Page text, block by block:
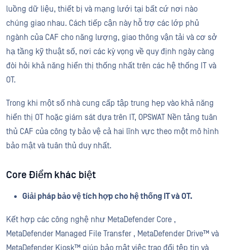
luồng dữ liệu, thiết bị và mạng lưới tại bất cứ nơi nào
chúng giao nhau. Cách tiếp cận này hỗ trợ các lớp phủ
ngành của CAF cho năng lượng, giao thông vận tải và cơ sở
hạ tầng kỹ thuật số, nơi các kỳ vọng về quy định ngày càng
đòi hỏi khả năng hiển thị thống nhất trên các hệ thống IT và
OT.
Trong khi một số nhà cung cấp tập trung hẹp vào khả năng
hiển thị OT hoặc giám sát dựa trên IT, OPSWAT Nền tảng tuân
thủ CAF của công ty bảo vệ cả hai lĩnh vực theo một mô hình
bảo mật và tuân thủ duy nhất.
Core Điểm khác biệt
Giải pháp bảo vệ tích hợp cho hệ thống IT và OT.
Kết hợp các công nghệ như MetaDefender Core ,
MetaDefender Managed File Transfer , MetaDefender Drive™ và
MetaDefender Kiosk™ giúp bảo mật việc trao đổi tệp tin và